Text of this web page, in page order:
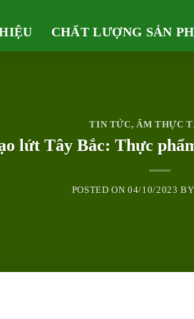
CHẤT LƯỢNG SẢN
TIN TỨC,ẨM THỰC
lứt Tây Bắc: Thực
POSTED ON04/10/2023